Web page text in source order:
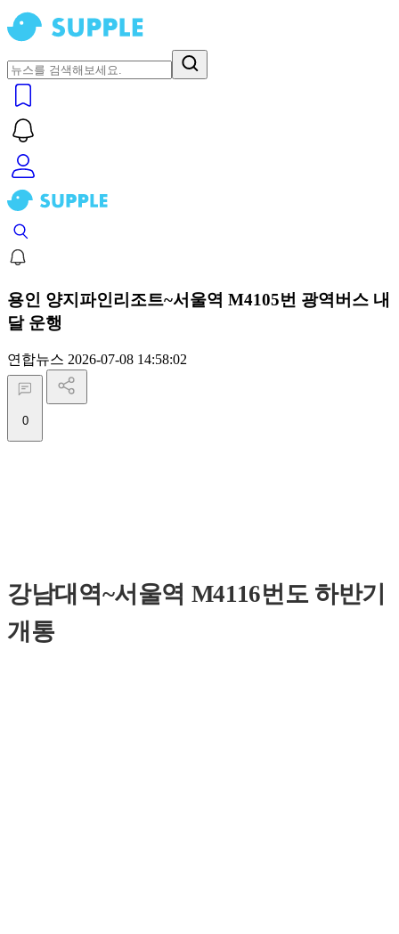
용인 양지파인리조트~서울역 M4105번 광역버스 내
달 운행
연합뉴스 2026-07-08 14:58:02
0
강남대역~서울역 M4116번도 하반기
개통